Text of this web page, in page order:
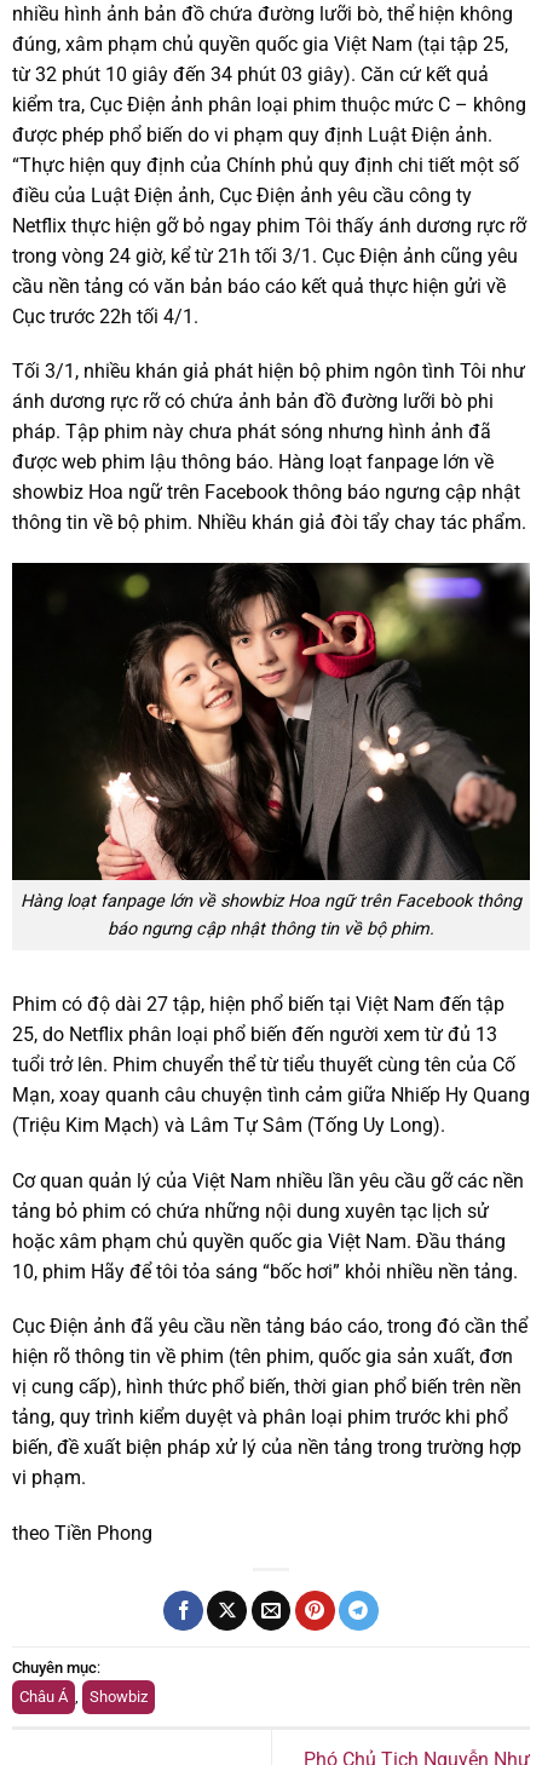
nhiều hình ảnh bản đồ chứa đường lưỡi bò, thể hiện không
đúng, xâm phạm chủ quyền quốc gia Việt Nam (tại tập 25,
từ 32 phút 10 giây đến 34 phút 03 giây). Căn cứ kết quả
kiểm tra, Cục Điện ảnh phân loại phim thuộc mức C – không
được phép phổ biến do vi phạm quy định Luật Điện ảnh.
“Thực hiện quy định của Chính phủ quy định chi tiết một số
điều của Luật Điện ảnh, Cục Điện ảnh yêu cầu công ty
Netflix thực hiện gỡ bỏ ngay phim Tôi thấy ánh dương rực rỡ
trong vòng 24 giờ, kể từ 21h tối 3/1. Cục Điện ảnh cũng yêu
cầu nền tảng có văn bản báo cáo kết quả thực hiện gửi về
Cục trước 22h tối 4/1.
Tối 3/1, nhiều khán giả phát hiện bộ phim ngôn tình Tôi như
ánh dương rực rỡ có chứa ảnh bản đồ đường lưỡi bò phi
pháp. Tập phim này chưa phát sóng nhưng hình ảnh đã
được web phim lậu thông báo. Hàng loạt fanpage lớn về
showbiz Hoa ngữ trên Facebook thông báo ngưng cập nhật
thông tin về bộ phim. Nhiều khán giả đòi tẩy chay tác phẩm.
Hàng loạt fanpage lớn về showbiz Hoa ngữ trên Facebook thông
báo ngưng cập nhật thông tin về bộ phim.
Phim có độ dài 27 tập, hiện phổ biến tại Việt Nam đến tập
25, do Netflix phân loại phổ biến đến người xem từ đủ 13
tuổi trở lên. Phim chuyển thể từ tiểu thuyết cùng tên của Cố
Mạn, xoay quanh câu chuyện tình cảm giữa Nhiếp Hy Quang
(Triệu Kim Mạch) và Lâm Tự Sâm (Tống Uy Long).
Cơ quan quản lý của Việt Nam nhiều lần yêu cầu gỡ các nền
tảng bỏ phim có chứa những nội dung xuyên tạc lịch sử
hoặc xâm phạm chủ quyền quốc gia Việt Nam. Đầu tháng
10, phim Hãy để tôi tỏa sáng “bốc hơi” khỏi nhiều nền tảng.
Cục Điện ảnh đã yêu cầu nền tảng báo cáo, trong đó cần thể
hiện rõ thông tin về phim (tên phim, quốc gia sản xuất, đơn
vị cung cấp), hình thức phổ biến, thời gian phổ biến trên nền
tảng, quy trình kiểm duyệt và phân loại phim trước khi phổ
biến, đề xuất biện pháp xử lý của nền tảng trong trường hợp
vi phạm.
theo Tiền Phong
Chuyên mục:
Châu Á
Showbiz
Phó Chủ Tịch Nguyễn Như